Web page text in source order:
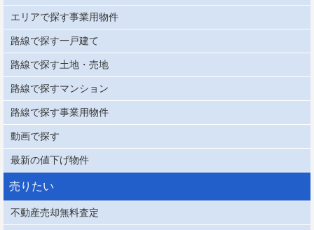
エリアで探す事業用物件
路線で探す一戸建て
路線で探す土地・売地
路線で探すマンション
路線で探す事業用物件
動画で探す
最新の値下げ物件
売りたい
不動産売却無料査定